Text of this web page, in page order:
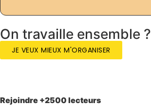
On travaille ensemble ?
JE VEUX MIEUX M'ORGANISER
Rejoindre +2500 lecteurs